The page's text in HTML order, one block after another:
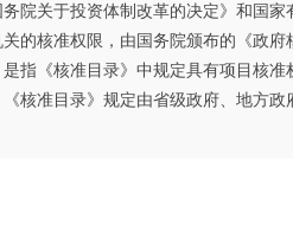
院关于投资体制改革的决定》和国
核准权限，由国务院颁布的《政府
《核准目录》中规定具有项目核准
核准目录》规定由省级政府、地方政